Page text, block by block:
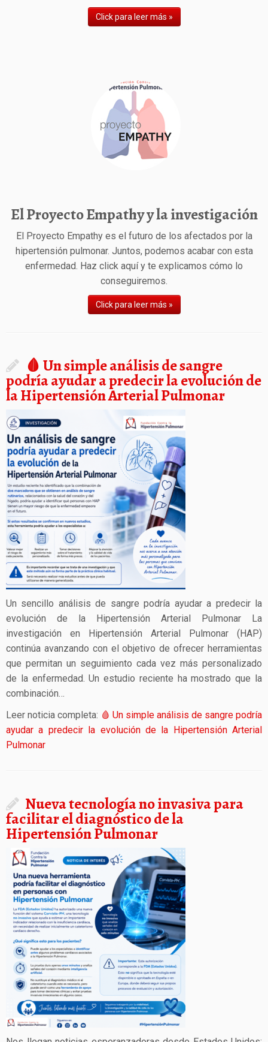
Click para leer más »
El Proyecto Empathy y la investigación
El Proyecto Empathy es el futuro de los afectados por la
hipertensión pulmonar. Juntos, podemos acabar con esta
enfermedad. Haz click aquí y te explicamos cómo lo
conseguiremos.
Click para leer más »
🩸 Un simple análisis de sangre
podría ayudar a predecir la evolución de
la Hipertensión Arterial Pulmonar
Un sencillo análisis de sangre podría ayudar a predecir la
evolución de la Hipertensión Arterial Pulmonar La
investigación en Hipertensión Arterial Pulmonar (HAP)
continúa avanzando con el objetivo de ofrecer herramientas
que permitan un seguimiento cada vez más personalizado
de la enfermedad. Un estudio reciente ha mostrado que la
combinación…
Leer noticia completa: 🩸 Un simple análisis de sangre podría
ayudar a predecir la evolución de la Hipertensión Arterial
Pulmonar
Nueva tecnología no invasiva para
facilitar el diagnóstico de la
Hipertensión Pulmonar